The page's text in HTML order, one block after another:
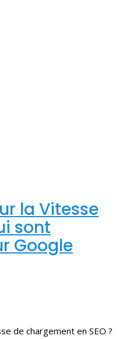
la Vitesse
sont
Google
de chargement en SEO ?